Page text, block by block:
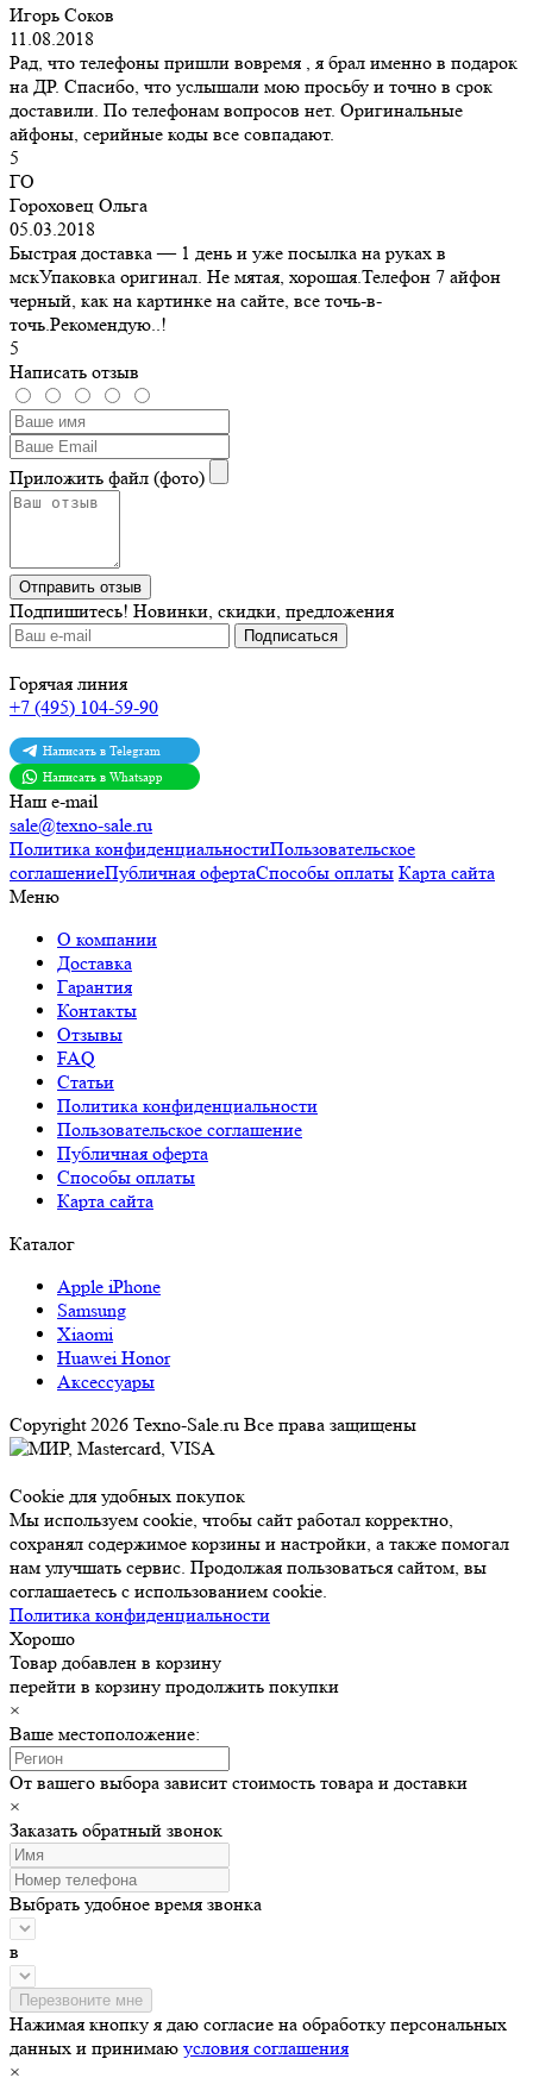
Игорь Соков
11.08.2018
Рад, что телефоны пришли вовремя , я брал именно в подарок
на ДР. Спасибо, что услышали мою просьбу и точно в срок
доставили. По телефонам вопросов нет. Оригинальные
айфоны, серийные коды все совпадают.
5
ГО
Гороховец Ольга
05.03.2018
Быстрая доставка — 1 день и уже посылка на руках в
мскУпаковка оригинал. Не мятая, хорошая.Телефон 7 айфон
черный, как на картинке на сайте, все точь-в-
точь.Рекомендую..!
5
Написать отзыв
Приложить файл (фото)
Отправить отзыв
Подпишитесь! Новинки, скидки, предложения
Горячая линия
+7 (495) 104-59-90
Написать в Telegram
Написать в Whatsapp
Наш e-mail
sale@texno-sale.ru
Политика конфиденциальностиПользовательское
соглашениеПубличная офертаСпособы оплаты Карта сайта
Меню
О компании
Доставка
Гарантия
Контакты
Отзывы
FAQ
Статьи
Политика конфиденциальности
Пользовательское соглашение
Публичная оферта
Способы оплаты
Карта сайта
Каталог
Apple iPhone
Samsung
Xiaomi
Huawei Honor
Аксессуары
Copyright 2026 Texno-Sale.ru Все права защищены
Cookie для удобных покупок
Мы используем cookie, чтобы сайт работал корректно,
сохранял содержимое корзины и настройки, а также помогал
нам улучшать сервис. Продолжая пользоваться сайтом, вы
соглашаетесь с использованием cookie.
Политика конфиденциальности
Хорошо
Товар добавлен в корзину
перейти в корзину продолжить покупки
×
Ваше местоположение:
От вашего выбора зависит стоимость товара и доставки
×
Заказать обратный звонок
Выбрать удобное время звонка
в
Нажимая кнопку я даю согласие на обработку персональных
данных и принимаю условия соглашения
×